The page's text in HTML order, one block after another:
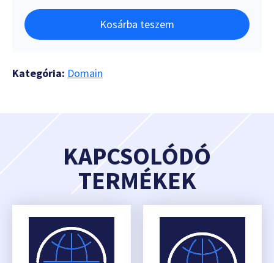
Kosárba teszem
Kategória: Domain
KAPCSOLÓDÓ
TERMÉKEK